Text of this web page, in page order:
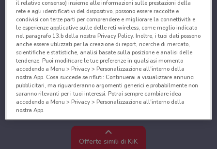
Offerte simili di KiK
il relativo consenso) insieme alle informazioni sulle prestazioni della
rete e agli identificativi del dispositivo, possono essere raccolte e
condivisi con terze parti per comprendere e migliorare la connettività e
le esperienze applicative sulle delle reti wireless, come meglio indicato
nel paragrafo 13.b della nostra Privacy Policy. Inoltre, i tuoi dati possono
anche essere utilizzati per la creazione di report, ricerche di mercato,
scientifiche e statistiche, analisi basate sulla posizione e analisi delle
tendenze. Puoi modificare le tue preferenze in qualsiasi momento
accedendo a Menu > Privacy > Personalizzazione all'interno della
nostra App. Cosa succede se rifiuti: Continuerai a visualizzare annunci
pubblicitari, ma riguarderanno argomenti generici e probabilmente non
saranno rilevanti per i tuoi interessi. Potrai sempre cambiare idea
accedendo a Menu > Privacy > Personalizzazione all'interno della
nostra App.
Noi e i nostri partner trattiamo i dati per fornire:
Utilizzare dati di geolocalizzazione precisi. Scansione attiva delle
caratteristiche del dispositivo ai fini dell’identificazione. Archiviare